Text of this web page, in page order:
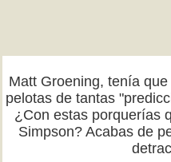
Matt Groening, tenía
pelotas de tantas
¿Con estas porquerías
Simpson? Acabas de